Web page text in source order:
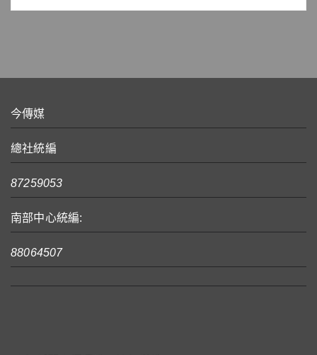
今傳媒
總社統編
87259053
南部中心統編:
88064507